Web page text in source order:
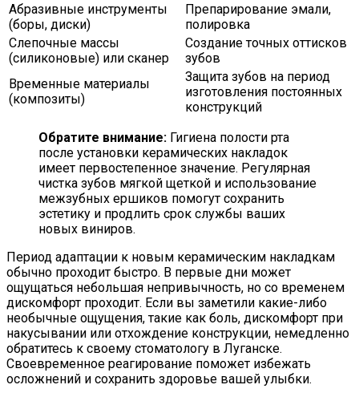
Абразивные инструменты
(боры, диски)
Препарирование эмали,
полировка
Слепочные массы
(силиконовые) или сканер
Создание точных оттисков
зубов
Временные материалы
(композиты)
Защита зубов на период
изготовления постоянных
конструкций
Обратите внимание: Гигиена полости рта
после установки керамических накладок
имеет первостепенное значение. Регулярная
чистка зубов мягкой щеткой и использование
межзубных ершиков помогут сохранить
эстетику и продлить срок службы ваших
новых виниров.
Период адаптации к новым керамическим накладкам
обычно проходит быстро. В первые дни может
ощущаться небольшая непривычность, но со временем
дискомфорт проходит. Если вы заметили какие-либо
необычные ощущения, такие как боль, дискомфорт при
накусывании или отхождение конструкции, немедленно
обратитесь к своему стоматологу в Луганске.
Своевременное реагирование поможет избежать
осложнений и сохранить здоровье вашей улыбки.